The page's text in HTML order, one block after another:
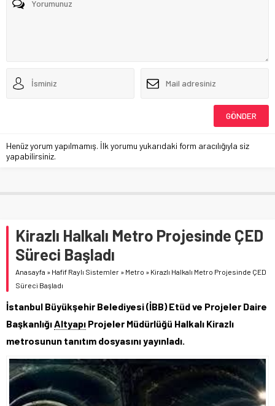
Henüz yorum yapılmamış. İlk yorumu yukarıdaki form aracılığıyla siz
yapabilirsiniz.
Kirazlı Halkalı Metro Projesinde ÇED
Süreci Başladı
Anasayfa » Hafif Raylı Sistemler » Metro » Kirazlı Halkalı Metro Projesinde ÇED
Süreci Başladı
İstanbul Büyükşehir Belediyesi (İBB) Etüd ve Projeler Daire
BaşkanlığıAltyapı Projeler Müdürlüğü Halkalı Kirazlı
metrosunun tanıtım dosyasını yayınladı.